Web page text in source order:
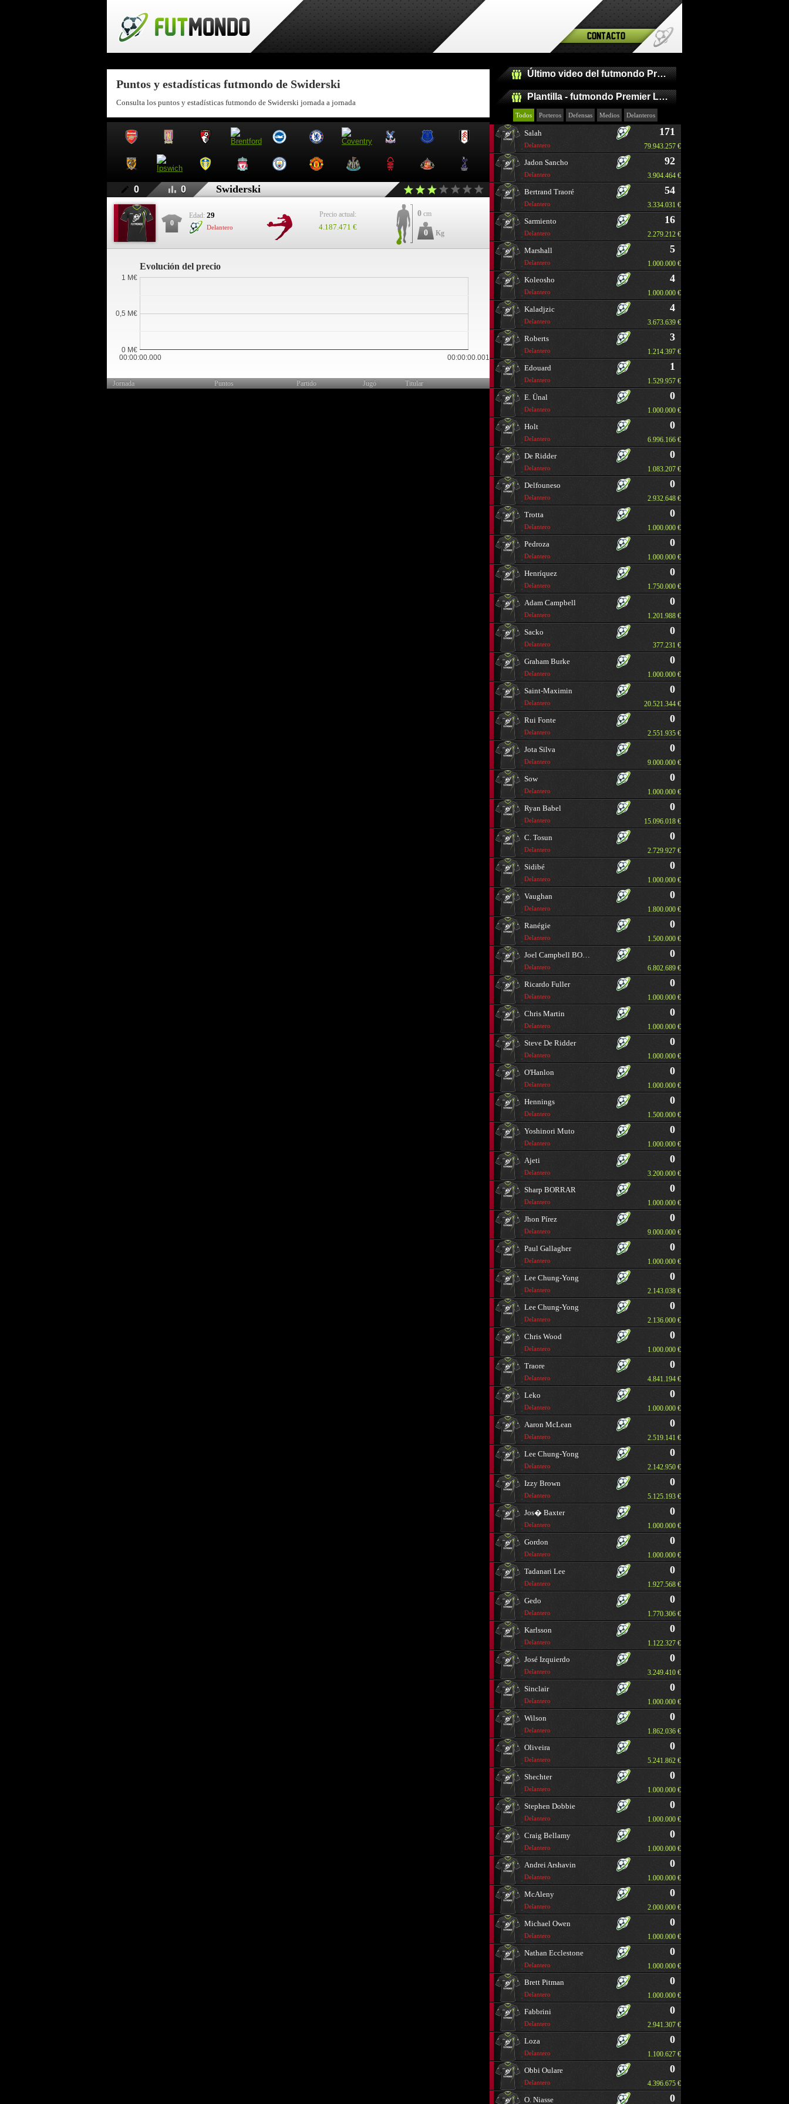
Contacto
Puntos y estadísticas futmondo de Swiderski
Consulta los puntos y estadísticas futmondo de Swiderski jornada a jornada
0 0 Swiderski
0
Edad: 29
Delantero
Precio actual:
4.187.471 €
0 cm
0 Kg
Evolución del precio
00:00:00.000 00:00:00.001
0 M€
0,5 M€
1 M€
Jornada Puntos Partido Jugó Titular
Último video del futmondo Premier League
Plantilla - futmondo Premier League
Todos Porteros Defensas Medios Delanteros
Salah
Delantero
171
79.943.257 €
Jadon Sancho
Delantero
92
3.904.464 €
Bertrand Traoré
Delantero
54
3.334.031 €
Sarmiento
Delantero
16
2.279.212 €
Marshall
Delantero
5
1.000.000 €
Koleosho
Delantero
4
1.000.000 €
Kaladjzic
Delantero
4
3.673.639 €
Roberts
Delantero
3
1.214.397 €
Edouard
Delantero
1
1.529.957 €
E. Ünal
Delantero
0
1.000.000 €
Holt
Delantero
0
6.996.166 €
De Ridder
Delantero
0
1.083.207 €
Delfouneso
Delantero
0
2.932.648 €
Trotta
Delantero
0
1.000.000 €
Pedroza
Delantero
0
1.000.000 €
Henríquez
Delantero
0
1.750.000 €
Adam Campbell
Delantero
0
1.201.988 €
Sacko
Delantero
0
377.231 €
Graham Burke
Delantero
0
1.000.000 €
Saint-Maximin
Delantero
0
20.521.344 €
Rui Fonte
Delantero
0
2.551.935 €
Jota Silva
Delantero
0
9.000.000 €
Sow
Delantero
0
1.000.000 €
Ryan Babel
Delantero
0
15.096.018 €
C. Tosun
Delantero
0
2.729.927 €
Sidibé
Delantero
0
1.000.000 €
Vaughan
Delantero
0
1.800.000 €
Ranégie
Delantero
0
1.500.000 €
Joel Campbell BORRAR
Delantero
0
6.802.689 €
Ricardo Fuller
Delantero
0
1.000.000 €
Chris Martin
Delantero
0
1.000.000 €
Steve De Ridder
Delantero
0
1.000.000 €
O'Hanlon
Delantero
0
1.000.000 €
Hennings
Delantero
0
1.500.000 €
Yoshinori Muto
Delantero
0
1.000.000 €
Ajeti
Delantero
0
3.200.000 €
Sharp BORRAR
Delantero
0
1.000.000 €
Jhon Pírez
Delantero
0
9.000.000 €
Paul Gallagher
Delantero
0
1.000.000 €
Lee Chung-Yong
Delantero
0
2.143.038 €
Lee Chung-Yong
Delantero
0
2.136.000 €
Chris Wood
Delantero
0
1.000.000 €
Traore
Delantero
0
4.841.194 €
Leko
Delantero
0
1.000.000 €
Aaron McLean
Delantero
0
2.519.141 €
Lee Chung-Yong
Delantero
0
2.142.950 €
Izzy Brown
Delantero
0
5.125.193 €
Jos� Baxter
Delantero
0
1.000.000 €
Gordon
Delantero
0
1.000.000 €
Tadanari Lee
Delantero
0
1.927.568 €
Gedo
Delantero
0
1.770.306 €
Karlsson
Delantero
0
1.122.327 €
José Izquierdo
Delantero
0
3.249.410 €
Sinclair
Delantero
0
1.000.000 €
Wilson
Delantero
0
1.862.036 €
Oliveira
Delantero
0
5.241.862 €
Shechter
Delantero
0
1.000.000 €
Stephen Dobbie
Delantero
0
1.000.000 €
Craig Bellamy
Delantero
0
1.000.000 €
Andrei Arshavin
Delantero
0
1.000.000 €
McAleny
Delantero
0
2.000.000 €
Michael Owen
Delantero
0
1.000.000 €
Nathan Ecclestone
Delantero
0
1.000.000 €
Brett Pitman
Delantero
0
1.000.000 €
Fabbrini
Delantero
0
2.941.307 €
Loza
Delantero
0
1.100.627 €
Obbi Oulare
Delantero
0
4.396.675 €
O. Niasse 0